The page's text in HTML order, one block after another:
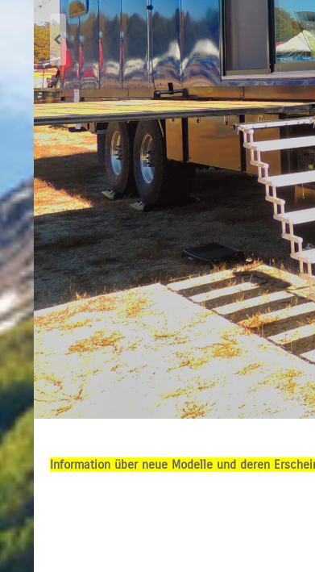
Previous
Information über neue Modelle und deren